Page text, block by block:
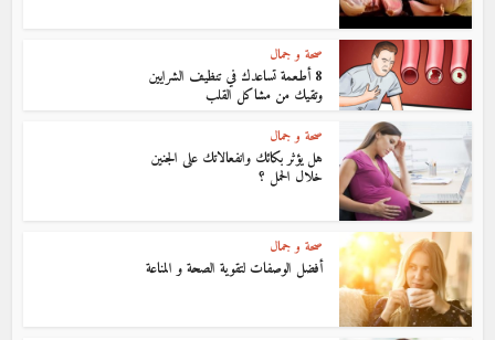
صحة و جمال
8 أطعمة تساعدك في تنظيف الشرايين
وتقيك من مشاكل القلب
صحة و جمال
هل يؤثر بكائك وانفعالاتك على الجنين
خلال الحمل ؟
صحة و جمال
أفضل الوصفات لتقوية الصحة و المناعة